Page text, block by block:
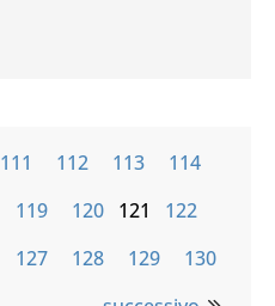
111 112 113
114
119 120 121
122
127 128 129
130